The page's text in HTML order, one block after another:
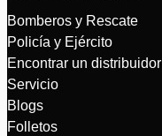
Bomberos y Rescate
Policía y Ejército
Encontrar un distribuidor
Servicio
Blogs
Folletos